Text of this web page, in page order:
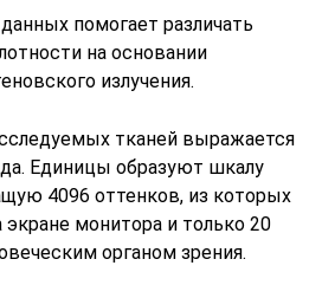
помогает различать
на основании
излучения.
тканей выражается
Единицы образуют шкалу
4096 оттенков, из которых
монитора и только 20
органом зрения.